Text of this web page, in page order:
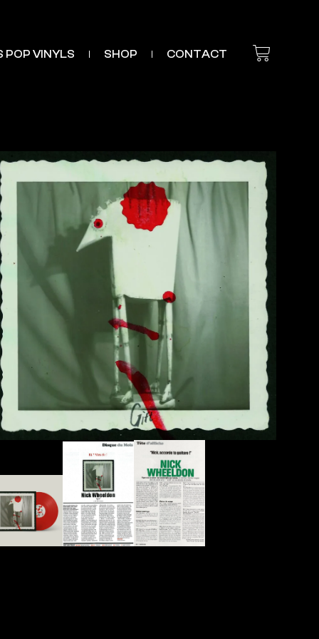
POP VINYLS SHOP CONTACT